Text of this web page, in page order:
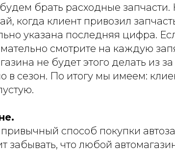
брать расходные
когда клиент привозил
указана последняя цифра.
смотрите на каждую
не будет этого делать из
в сезон. По итогу мы имеем:
способ покупки
забывать, что любой